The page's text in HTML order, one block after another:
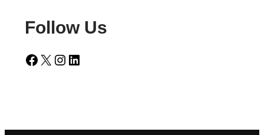
Follow Us
Facebook X Instagram LinkedIn